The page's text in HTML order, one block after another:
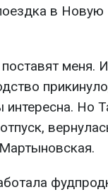
в Новую
меня.
Но